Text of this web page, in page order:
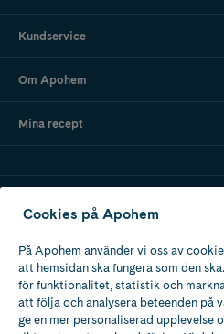
Kundservice
Om Apohem
Mina recept
Apotek med tillstånd
av Läkemedelsverket
Cookies på Apohem
På Apohem använder vi oss av
att hemsidan ska fungera som den
för funktionalitet, statistik och
att följa och analysera beteenden på
ge en mer personaliserad upplevelse